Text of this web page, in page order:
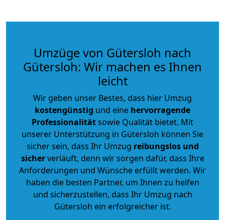
Umzüge von Gütersloh nach
Gütersloh: Wir machen es Ihnen
leicht
Wir geben unser Bestes, dass hier Umzug
kostengünstig und eine hervorragende
Professionalitätsowie Qualität bietet. Mit
unserer Unterstützung in Gütersloh können Sie
sicher sein, dass Ihr Umzug reibungslos und
sicherverläuft, denn wir sorgen dafür, dass Ihre
Anforderungen und Wünsche erfüllt werden. Wir
haben die besten Partner, um Ihnen zu helfen
und sicherzustellen, dass Ihr Umzug nach
Gütersloh ein erfolgreicher ist.